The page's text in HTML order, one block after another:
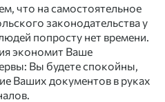
что на самостоятельное
законодательства у
попросту нет времени.
экономит Ваше
Вы будете спокойны,
Ваших документов в руках